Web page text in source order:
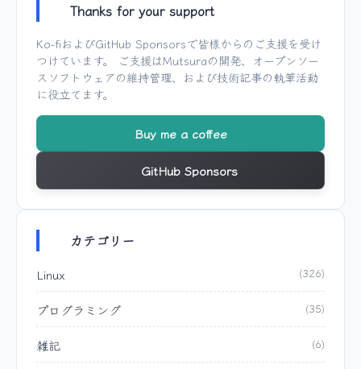
Thanks for your support
Ko-fiおよびGitHub Sponsorsで皆様からのご支援を受け
つけています。 ご支援はMutsuraの開発、オープンソー
スソフトウェアの維持管理、および技術記事の執筆活動
に役立てます。
Buy me a coffee
GitHub Sponsors
カテゴリー
Linux (326)
プログラミング (35)
雑記 (6)